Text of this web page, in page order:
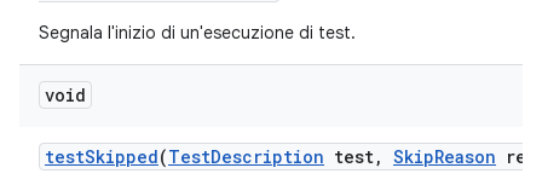
Segnala l'inizio di un'esecuzione di test.
void
testSkipped(TestDescription test, SkipReason